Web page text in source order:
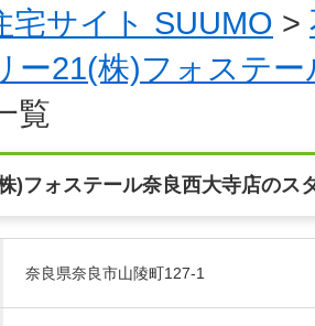
宅サイト SUUMO >
ー21(株)フォステ
覧
)フォステール奈良西大寺店のス
奈良県奈良市山陵町127-1